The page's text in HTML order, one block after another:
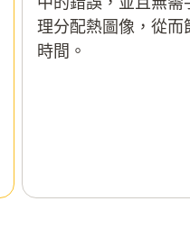
理分配熱圖像，從而
時間。